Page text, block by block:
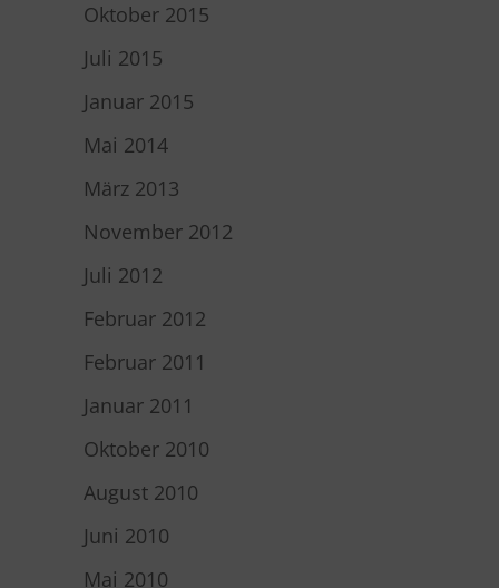
Oktober 2015
Juli 2015
Januar 2015
Mai 2014
März 2013
November 2012
Juli 2012
Februar 2012
Februar 2011
Januar 2011
Oktober 2010
August 2010
Juni 2010
Mai 2010